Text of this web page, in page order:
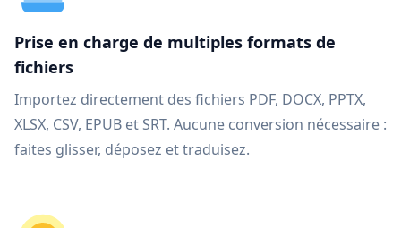
Prise en charge de multiples formats de
fichiers
Importez directement des fichiers PDF, DOCX, PPTX,
XLSX, CSV, EPUB et SRT. Aucune conversion nécessaire :
faites glisser, déposez et traduisez.